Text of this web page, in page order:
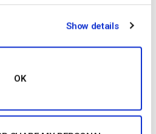
Show details
OK
di esperienza dell’utente su una
di annunci sul lato server è
una pubblicità video e poi riprende
per la tecnologia ad-blocker,